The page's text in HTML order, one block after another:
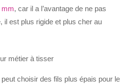
mm, car il a l’avantage de ne pas
il est plus rigide et plus cher au
choisir des fils plus épais pour le